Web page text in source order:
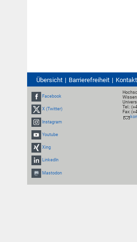
Übersicht Barrierefreiheit Kontakt
Facebook
X (Twitter)
Instagram
Youtube
Xing
LinkedIn
Mastodon
Tel.:
Fax: